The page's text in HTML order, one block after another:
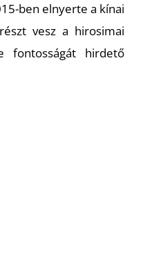
ben elnyerte a kínai
vesz a hirosimai
fontosságát hirdető